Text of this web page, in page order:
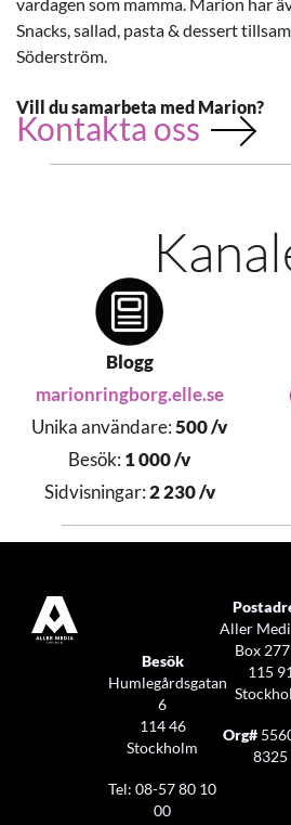
vardagen som mamma. Marion har
Snacks, sallad, pasta & dessert
Söderström.
Vill du samarbeta med Marion?
Kontakta oss
Blogg
marionringborg.elle.se
Unika användare:500 /v
Besök: 1 000 /v
Sidvisningar:2 230 /v
Besök
Humlegårdsgatan
6
114 46
Stockholm
Tel: 08-57 80 10
00
Aller
Box
115 91
Org#
8325